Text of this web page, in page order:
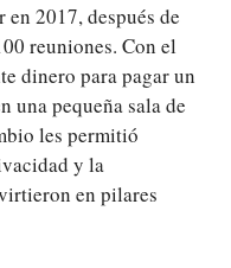
2017, después de
reuniones. Con el
dinero para pagar un
una pequeña sala de
les permitió
y la
en pilares